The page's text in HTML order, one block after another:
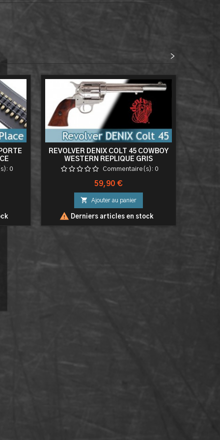
>
0
REVOLVER DENIX COLT 45 COWBOY
WESTERN REPLIQUE GRIS
Commentaire(s): 0
Prix
59,90 €
 Ajouter au panier
 Derniers articles en stock